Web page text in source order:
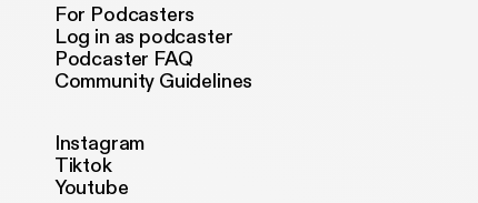
For Podcasters
Log in as podcaster
Podcaster FAQ
Community Guidelines
Instagram
Tiktok
Youtube